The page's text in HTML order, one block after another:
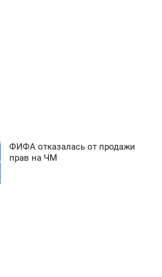
ФИФА отказалась от продажи
прав на ЧМ